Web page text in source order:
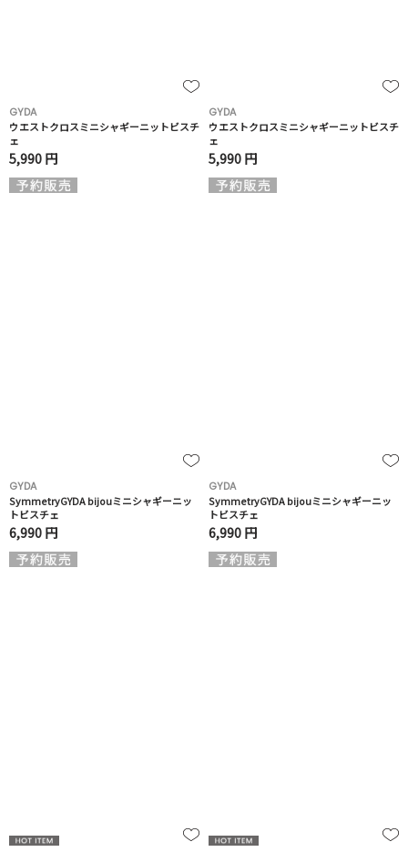
GYDA
ウエストクロスミニシャギーニットビスチ
ェ
5,990 円
GYDA
ウエストクロスミニシャギーニットビスチ
ェ
5,990 円
GYDA
SymmetryGYDA bijouミニシャギーニッ
トビスチェ
6,990 円
GYDA
SymmetryGYDA bijouミニシャギーニッ
トビスチェ
6,990 円